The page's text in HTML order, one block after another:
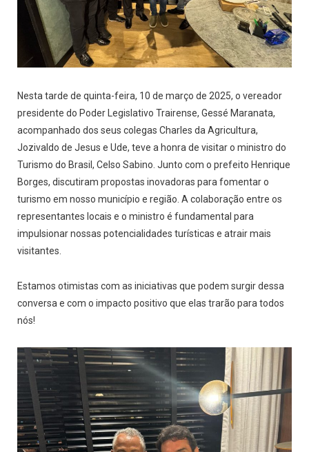
Nesta tarde de quinta-feira, 10 de março de 2025, o vereador
presidente do Poder Legislativo Trairense, Gessé Maranata,
acompanhado dos seus colegas Charles da Agricultura,
Jozivaldo de Jesus e Ude, teve a honra de visitar o ministro do
Turismo do Brasil, Celso Sabino. Junto com o prefeito Henrique
Borges, discutiram propostas inovadoras para fomentar o
turismo em nosso município e região. A colaboração entre os
representantes locais e o ministro é fundamental para
impulsionar nossas potencialidades turísticas e atrair mais
visitantes.
Estamos otimistas com as iniciativas que podem surgir dessa
conversa e com o impacto positivo que elas trarão para todos
nós!